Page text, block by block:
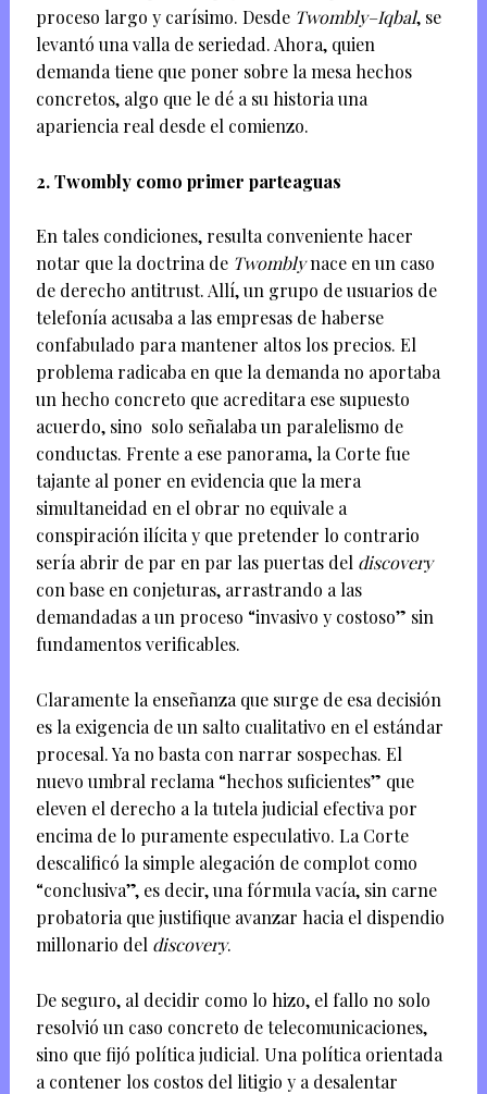
proceso largo y carísimo. Desde Twombly–Iqbal, se
levantó una valla de seriedad. Ahora, quien
demanda tiene que poner sobre la mesa hechos
concretos, algo que le dé a su historia una
apariencia real desde el comienzo.
2. Twombly como primer parteaguas
En tales condiciones, resulta conveniente hacer
notar que la doctrina de Twomblynace en un caso
de derecho antitrust. Allí, un grupo de usuarios de
telefonía acusaba a las empresas de haberse
confabulado para mantener altos los precios. El
problema radicaba en que la demanda no aportaba
un hecho concreto que acreditara ese supuesto
acuerdo, sino solo señalaba un paralelismo de
conductas. Frente a ese panorama, la Corte fue
tajante al poner en evidencia que la mera
simultaneidad en el obrar no equivale a
conspiración ilícita y que pretender lo contrario
sería abrir de par en par las puertas del discovery
con base en conjeturas, arrastrando a las
demandadas a un proceso “invasivo y costoso” sin
fundamentos verificables.
Claramente la enseñanza que surge de esa decisión
es la exigencia de un salto cualitativo en el estándar
procesal. Ya no basta con narrar sospechas. El
nuevo umbral reclama “hechos suficientes” que
eleven el derecho a la tutela judicial efectiva por
encima de lo puramente especulativo. La Corte
descalificó la simple alegación de complot como
“conclusiva”, es decir, una fórmula vacía, sin carne
probatoria que justifique avanzar hacia el dispendio
millonario del discovery.
De seguro, al decidir como lo hizo, el fallo no solo
resolvió un caso concreto de telecomunicaciones,
sino que fijó política judicial. Una política orientada
a contener los costos del litigio y a desalentar